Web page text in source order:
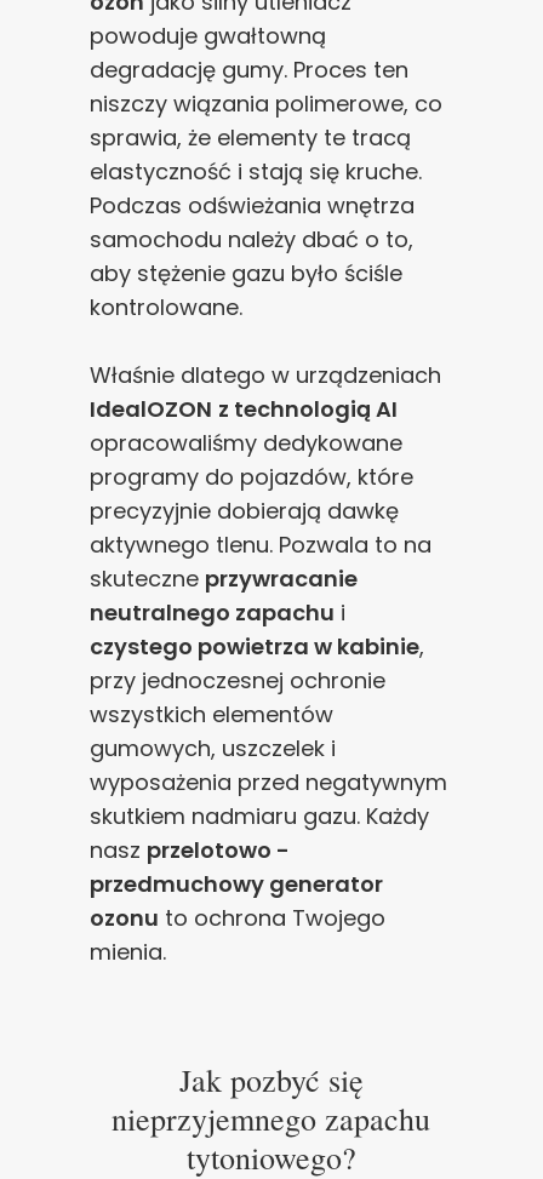
powoduje gwałtowną
degradację gumy. Proces ten
niszczy wiązania polimerowe, co
sprawia, że elementy te tracą
elastyczność i stają się kruche.
Podczas odświeżania wnętrza
samochodu należy dbać o to,
aby stężenie gazu było ściśle
kontrolowane.
Właśnie dlatego w urządzeniach
IdealOZON z technologią AI
opracowaliśmy dedykowane
programy do pojazdów, które
precyzyjnie dobierają dawkę
aktywnego tlenu. Pozwala to na
skuteczne przywracanie
neutralnego zapachu i
czystego powietrza w kabinie,
przy jednoczesnej ochronie
wszystkich elementów
gumowych, uszczelek i
wyposażenia przed negatywnym
skutkiem nadmiaru gazu. Każdy
nasz przelotowo -
przedmuchowy generator
ozonu to ochrona Twojego
mienia.
Jak pozbyć się
nieprzyjemnego zapachu
tytoniowego?
poprawy działania serwisu, personalizacji treści, oraz
analizy ruchu na stronie.
Dostosuj Zezwól na wszystkie